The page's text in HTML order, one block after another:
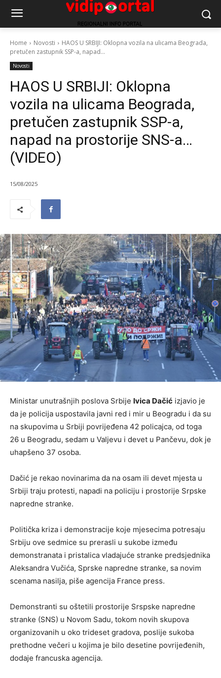
Home Novosti
HAOS U SRBIJI: Oklopna vozila na ulicama Beograda,
pretučen zastupnik SSP-a, napad...
Novosti
HAOS U SRBIJI: Oklopna
vozila na ulicama Beograda,
pretučen zastupnik SSP-a,
napad na prostorije SNS-a…
(VIDEO)
15/08/2025
Ministar unutrašnjih poslova Srbije Ivica Dačić izjavio je
da je policija uspostavila javni red i mir u Beogradu i da su
na skupovima u Srbiji povrijeđena 42 policajca, od toga
26 u Beogradu, sedam u Valjevu i devet u Pančevu, dok je
uhapšeno 37 osoba.
Dačić je rekao novinarima da na osam ili devet mjesta u
Srbiji traju protesti, napadi na policiju i prostorije Srpske
napredne stranke.
Politička kriza i demonstracije koje mjesecima potresaju
Srbiju ove sedmice su prerasli u sukobe između
demonstranata i pristalica vladajuće stranke predsjednika
Aleksandra Vučića, Sprske napredne stranke, sa novim
scenama nasilja, piše agencija France press.
Demonstranti su oštetili prostorije Srspske napredne
stranke (SNS) u Novom Sadu, tokom novih skupova
organizovanih u oko trideset gradova, poslije sukoba
prethodne večeri u kojima je bilo desetine povrijeđenih,
dodaje francuska agencija.